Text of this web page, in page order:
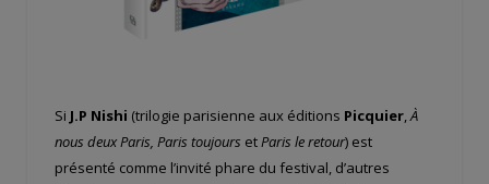
Si J.P Nishi (trilogie parisienne aux éditions Picquier,À
nous deux Paris, Paris toujours etParis le retour) est
présenté comme l’invité phare du festival, d’autres